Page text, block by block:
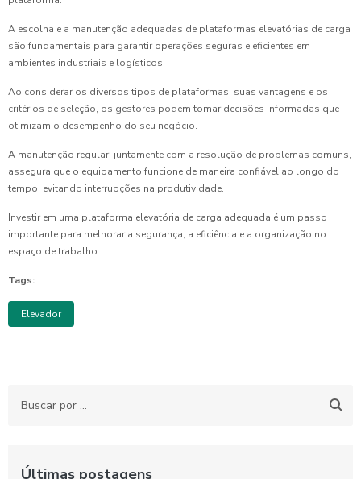
A escolha e a manutenção adequadas de plataformas elevatórias de carga
são fundamentais para garantir operações seguras e eficientes em
ambientes industriais e logísticos.
Ao considerar os diversos tipos de plataformas, suas vantagens e os
critérios de seleção, os gestores podem tomar decisões informadas que
otimizam o desempenho do seu negócio.
A manutenção regular, juntamente com a resolução de problemas comuns,
assegura que o equipamento funcione de maneira confiável ao longo do
tempo, evitando interrupções na produtividade.
Investir em uma plataforma elevatória de carga adequada é um passo
importante para melhorar a segurança, a eficiência e a organização no
espaço de trabalho.
Tags:
Elevador
Últimas postagens